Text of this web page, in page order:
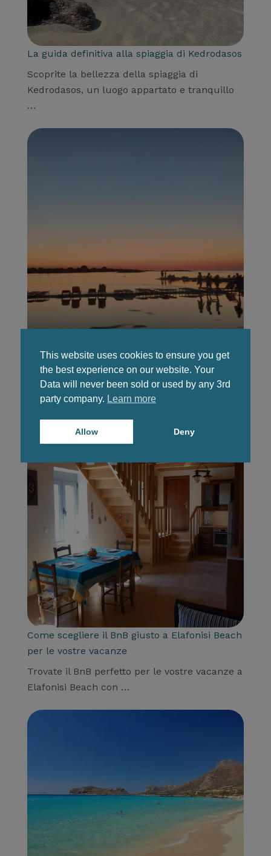
This website uses cookies to ensure you get
the best experience on our website. Your
Data will never been sold or used by any 3rd
party company. Learn more
Allow Deny
La guida definitiva alla spiaggia di Kedrodasos
Scoprite la bellezza della spiaggia di
Kedrodasos, un luogo appartato e tranquillo
…
La guida definitiva alla spiaggia di Elafonisi
Scoprite la gemma nascosta della spiaggia di
Elafonisi e approfittate di un'atmosfera …
Come scegliere il BnB giusto a Elafonisi Beach
per le vostre vacanze
Trovate il BnB perfetto per le vostre vacanze a
Elafonisi Beach con …